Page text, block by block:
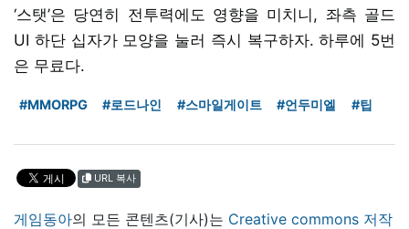
‘스탯’은 당연히 전투력에도 영향을 미치니, 좌측 골드
UI 하단 십자가 모양을 눌러 즉시 복구하자. 하루에 5번
은 무료다.
#MMORPG #로드나인 #스마일게이트 #언두미엘 #팁
URL 복사
게임동아의 모든 콘텐츠(기사)는 Creative commons 저작